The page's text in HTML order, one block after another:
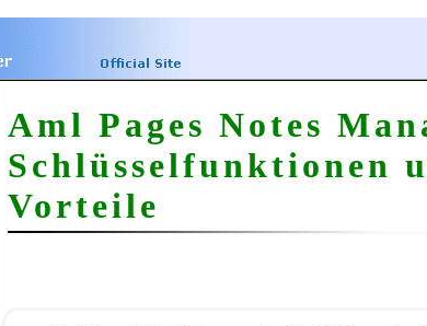
Aml Pages Notes
Schlüsselfunktionen
Vorteile